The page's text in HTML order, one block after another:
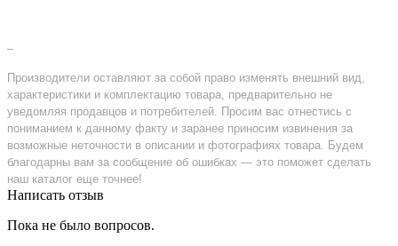
–
Производители оставляют за собой право изменять внешний вид,
характеристики и комплектацию товара, предварительно не
уведомляя продавцов и потребителей. Просим вас отнестись с
пониманием к данному факту и заранее приносим извинения за
возможные неточности в описании и фотографиях товара. Будем
благодарны вам за сообщение об ошибках — это поможет сделать
наш каталог еще точнее!
Написать отзыв
Пока не было вопросов.